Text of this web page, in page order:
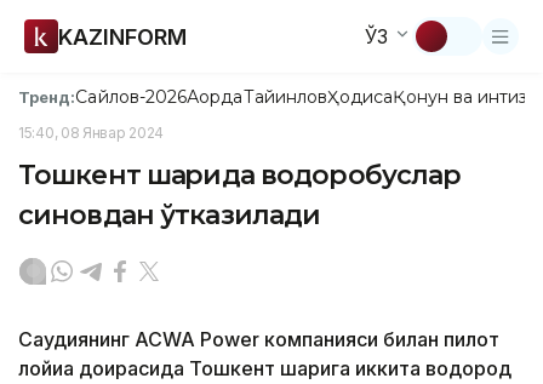
KAZINFORM ЎЗ
Тренд:Сайлов-2026АқордаТайинловҲодисаҚонун ва
15:40, 08 Январ 2024
Тошкент шаҳрида водоробуслар
синовдан ўтказилади
Саудиянинг ACWA Power компанияси билан пилот
лойиҳа доирасида Тошкент шаҳрига иккита водород